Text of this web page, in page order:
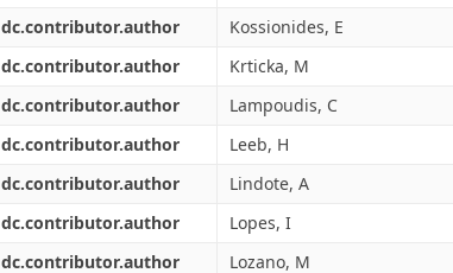
dc.contributor.author
Kossionides, E
dc.contributor.author
Krticka, M
dc.contributor.author
Lampoudis, C
dc.contributor.author
Leeb, H
dc.contributor.author
Lindote, A
dc.contributor.author
Lopes, I
dc.contributor.author
Lozano, M